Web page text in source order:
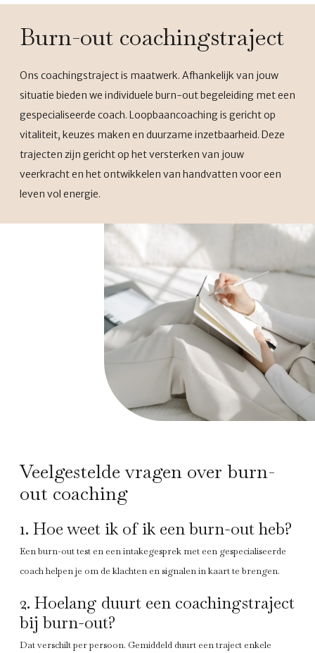
Burn-out coachingstraject
Ons coachingstraject is maatwerk. Afhankelijk van jouw
situatie bieden we individuele burn-out begeleiding met een
gespecialiseerde coach. Loopbaancoaching is gericht op
vitaliteit, keuzes maken en duurzame inzetbaarheid. Deze
trajecten zijn gericht op het versterken van jouw
veerkracht en het ontwikkelen van handvatten voor een
leven vol energie.
Veelgestelde vragen over burn-
out coaching
1. Hoe weet ik of ik een burn-out heb?
Een burn-out test en een intakegesprek met een gespecialiseerde
coach helpen je om de klachten en signalen in kaart te brengen.
2. Hoelang duurt een coachingstraject
bij burn-out?
Dat verschilt per persoon. Gemiddeld duurt een traject enkele